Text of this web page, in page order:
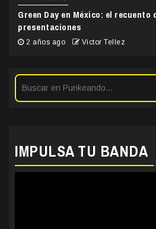
Green Day en México: el recuento
presentaciones
2 años ago Victor Tellez
IMPULSA TU BANDA